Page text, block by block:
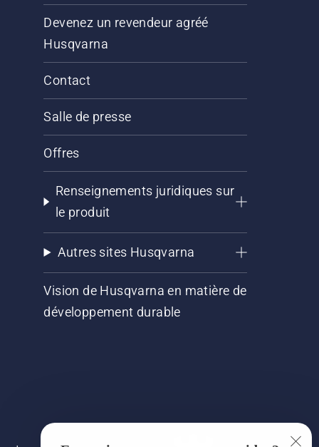
Devenez un revendeur agréé
Husqvarna
Contact
Salle de presse
Offres
Renseignements juridiques sur
le produit
Autres sites Husqvarna
Vision de Husqvarna en matière de
développement durable